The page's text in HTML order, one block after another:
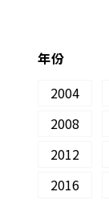
年份
2004
2008
2012
2016